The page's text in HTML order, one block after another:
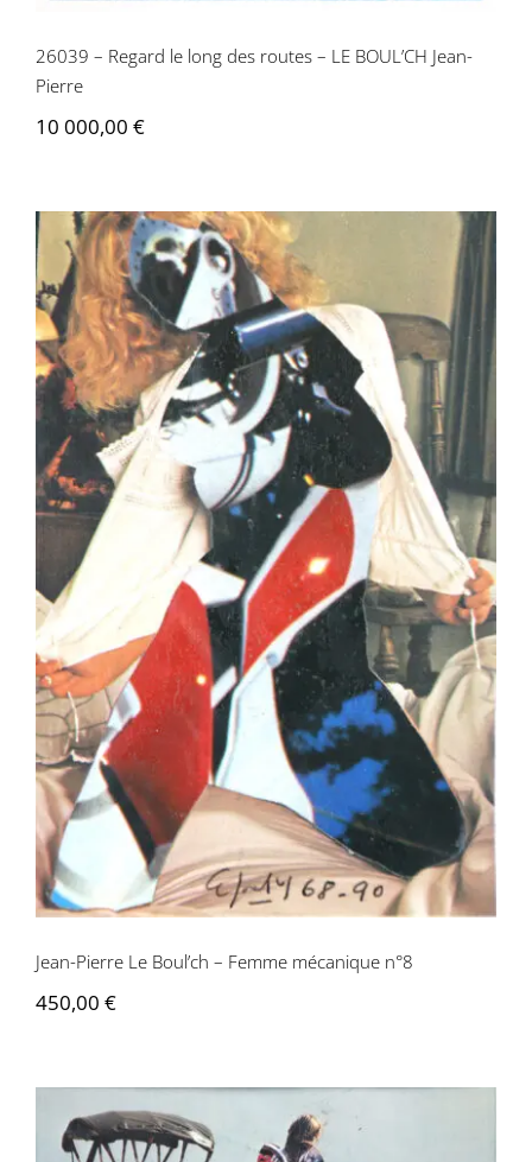
26039 – Regard le long des routes – LE BOUL’CH Jean-
Pierre
10 000,00 €
Jean-Pierre Le Boul’ch – Femme
mécanique n°8
Jean-Pierre Le Boul’ch – Femme mécanique n°8
450,00 €